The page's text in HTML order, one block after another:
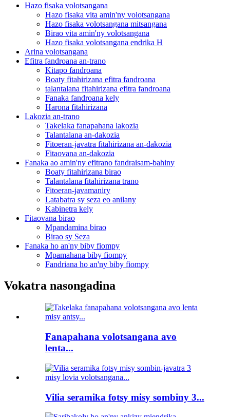
Hazo fisaka volotsangana
Hazo fisaka vita amin'ny volotsangana
Hazo fisaka volotsangana mitsangana
Birao vita amin'ny volotsangana
Hazo fisaka volotsangana endrika H
Arina volotsangana
Efitra fandroana an-trano
Kitapo fandroana
Boaty fitahirizana efitra fandroana
talantalana fitahirizana efitra fandroana
Fanaka fandroana kely
Harona fitahirizana
Lakozia an-trano
Takelaka fanapahana lakozia
Talantalana an-dakozia
Fitoeran-javatra fitahirizana an-dakozia
Fitaovana an-dakozia
Fanaka ao amin'ny efitrano fandraisam-bahiny
Boaty fitahirizana birao
Talantalana fitahirizana trano
Fitoeran-javamaniry
Latabatra sy seza eo anilany
Kabinetra kely
Fitaovana birao
Mpandamina birao
Birao sy Seza
Fanaka ho an'ny biby fiompy
Mpamahana biby fiompy
Fandriana ho an'ny biby fiompy
Vokatra nasongadina
Fanapahana volotsangana avo
lenta...
Vilia seramika fotsy misy sombiny 3...